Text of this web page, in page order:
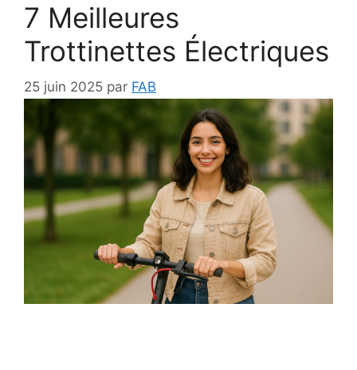
7 Meilleures
Trottinettes Électriques
25 juin 2025 par FAB